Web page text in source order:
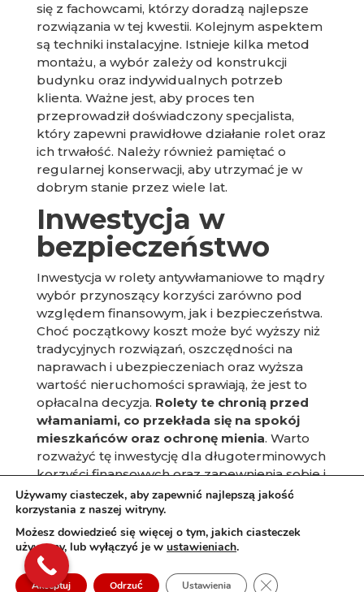
się z fachowcami, którzy doradzą najlepsze
rozwiązania w tej kwestii. Kolejnym aspektem
są techniki instalacyjne. Istnieje kilka metod
montażu, a wybór zależy od konstrukcji
budynku oraz indywidualnych potrzeb
klienta. Ważne jest, aby proces ten
przeprowadził doświadczony specjalista,
który zapewni prawidłowe działanie rolet oraz
ich trwałość. Należy również pamiętać o
regularnej konserwacji, aby utrzymać je w
dobrym stanie przez wiele lat.
Inwestycja w
bezpieczeństwo
Inwestycja w rolety antywłamaniowe to mądry
wybór przynoszący korzyści zarówno pod
względem finansowym, jak i bezpieczeństwa.
Choć początkowy koszt może być wyższy niż
tradycyjnych rozwiązań, oszczędności na
naprawach i ubezpieczeniach oraz wyższa
wartość nieruchomości sprawiają, że jest to
opłacalna decyzja. Rolety te chronią przed
włamaniami, co przekłada się na spokój
mieszkańców oraz ochronę mienia. Warto
rozważyć tę inwestycję dla długoterminowych
korzyści finansowych oraz zapewnienia sobie i
bliskim bezpieczeństwa we własnym domu.
© Copyright 2021.OhSoFresh!Creative. All
Używamy ciasteczek, aby zapewnić najlepszą jakość
korzystania z naszej witryny.
Możesz dowiedzieć się więcej o tym, jakich ciasteczek
używamy, lub wyłączyć je w ustawieniach.
Akceptuj Odrzuć Ustawienia Zamknij panel